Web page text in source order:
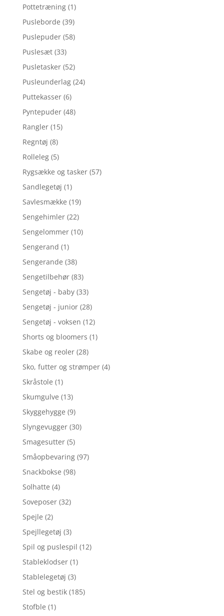
Pottetræning (1)
Pusleborde (39)
Puslepuder (58)
Puslesæt (33)
Pusletasker (52)
Pusleunderlag (24)
Puttekasser (6)
Pyntepuder (48)
Rangler (15)
Regntøj (8)
Rolleleg (5)
Rygsække og tasker (57)
Sandlegetøj (1)
Savlesmække (19)
Sengehimler (22)
Sengelommer (10)
Sengerand (1)
Sengerande (38)
Sengetilbehør (83)
Sengetøj - baby (33)
Sengetøj - junior (28)
Sengetøj - voksen (12)
Shorts og bloomers (1)
Skabe og reoler (28)
Sko, futter og strømper (4)
Skråstole (1)
Skumgulve (13)
Skyggehygge (9)
Slyngevugger (30)
Smagesutter (5)
Småopbevaring (97)
Snackbokse (98)
Solhatte (4)
Soveposer (32)
Spejle (2)
Spejllegetøj (3)
Spil og puslespil (12)
Stableklodser (1)
Stablelegetøj (3)
Stel og bestik (185)
Stofble (1)